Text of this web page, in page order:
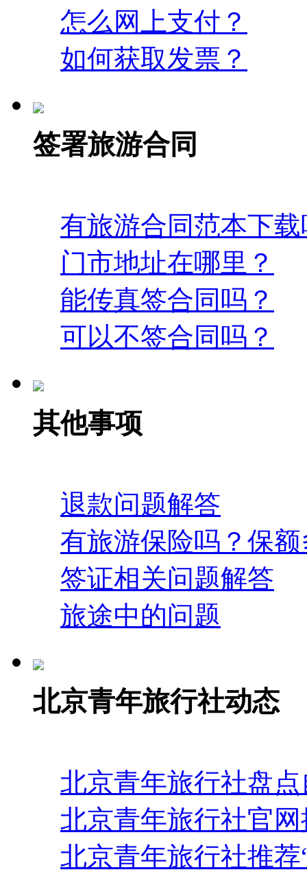
怎么网上支付？
如何获取发票？
签署旅游合同
有旅游合同范本下
门市地址在哪里？
能传真签合同吗？
可以不签合同吗？
其他事项
退款问题解答
有旅游保险吗？保
签证相关问题解答
旅途中的问题
北京青年旅行社动态
北京青年旅行社盘
北京青年旅行社官
北京青年旅行社推荐